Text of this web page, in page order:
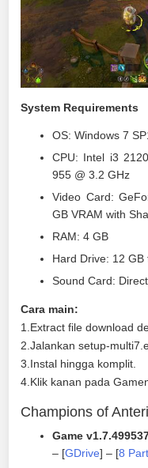
System Requirements
OS: Windows 7
CPU: Intel i3
955 @ 3.2 GHz
Video Card:
GB VRAM with
RAM: 4 GB
Hard Drive: 12 GB
Sound Card:
Cara main:
1.Extract file download
2.Jalankan setup-
3.Instal hingga komplit.
4.Klik kanan pada
Champions of
Game
– [GDrive] – [8